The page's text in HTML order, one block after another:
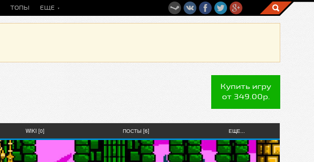
ТОПЫ ЕЩЕ
Купить игру
от 349.00р.
WIKI [0] ПОСТЫ [6] ЕЩЕ...